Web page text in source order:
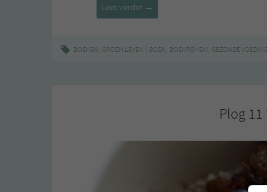
Lees verder Powerfood,
yoga
meditatie
→
BOEKEN, GROEN LEVEN BOEK, BOEKREVIEW, GEZONDE VOEDING
Plog